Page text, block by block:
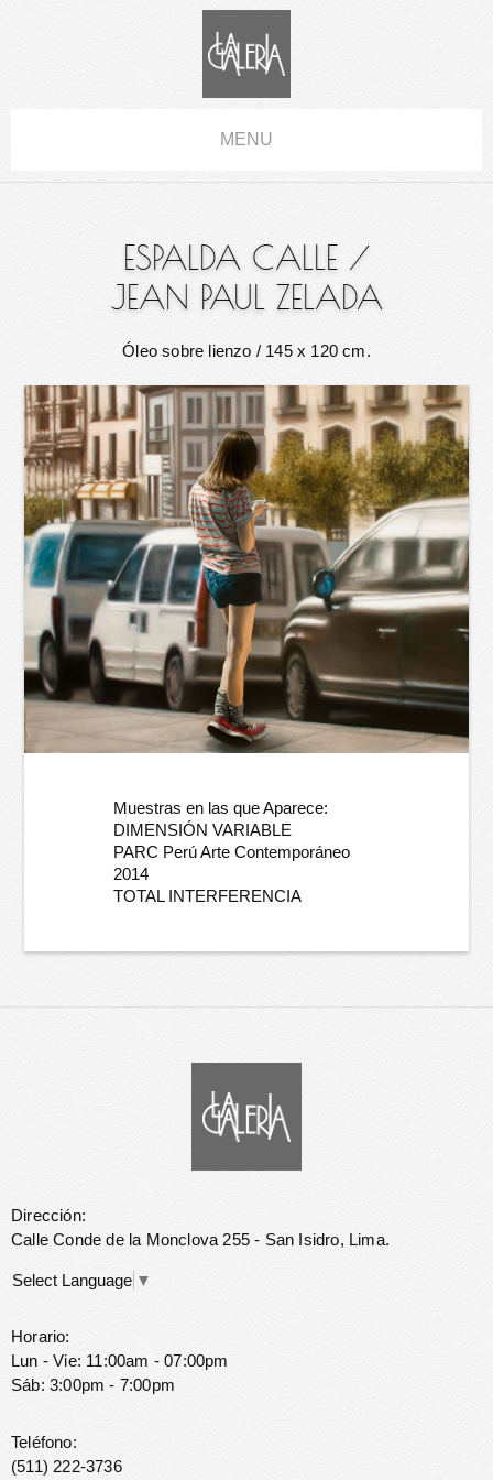
MENU
ESPALDA CALLE /
JEAN PAUL ZELADA
Óleo sobre lienzo / 145 x 120 cm.
Muestras en las que Aparece:
DIMENSIÓN VARIABLE
PARC Perú Arte Contemporáneo
2014
TOTAL INTERFERENCIA
Dirección:
Calle Conde de la Monclova 255 - San Isidro, Lima.
Select Language ▼
Horario:
Lun - Vie: 11:00am - 07:00pm
Sáb: 3:00pm - 7:00pm
Teléfono:
(511) 222-3736